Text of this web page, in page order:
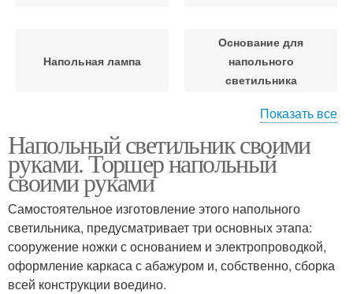
Напольная лампа
Основание для
напольного
светильника
Поэтапная инструкция Абажур для торшера
Напольный стапель Напольный душ
Показать все
Напольный светильник своими
руками. Торшер напольный
своими руками
Самостоятельное изготовление этого напольного
светильника, предусматривает три основных этапа:
сооружение ножки с основанием и электропроводкой,
оформление каркаса с абажуром и, собственно, сборка
всей конструкции воедино.